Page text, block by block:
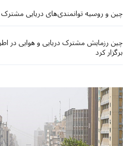
چین و روسیه توانمندی‌های دریایی
چین رزمایش مشترک دریایی و هوایی در
برگزار کرد